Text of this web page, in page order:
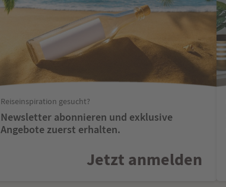
Reiseinspiration gesucht?
Newsletter abonnieren und exklusive
Angebote zuerst erhalten.
Jetzt anmelden